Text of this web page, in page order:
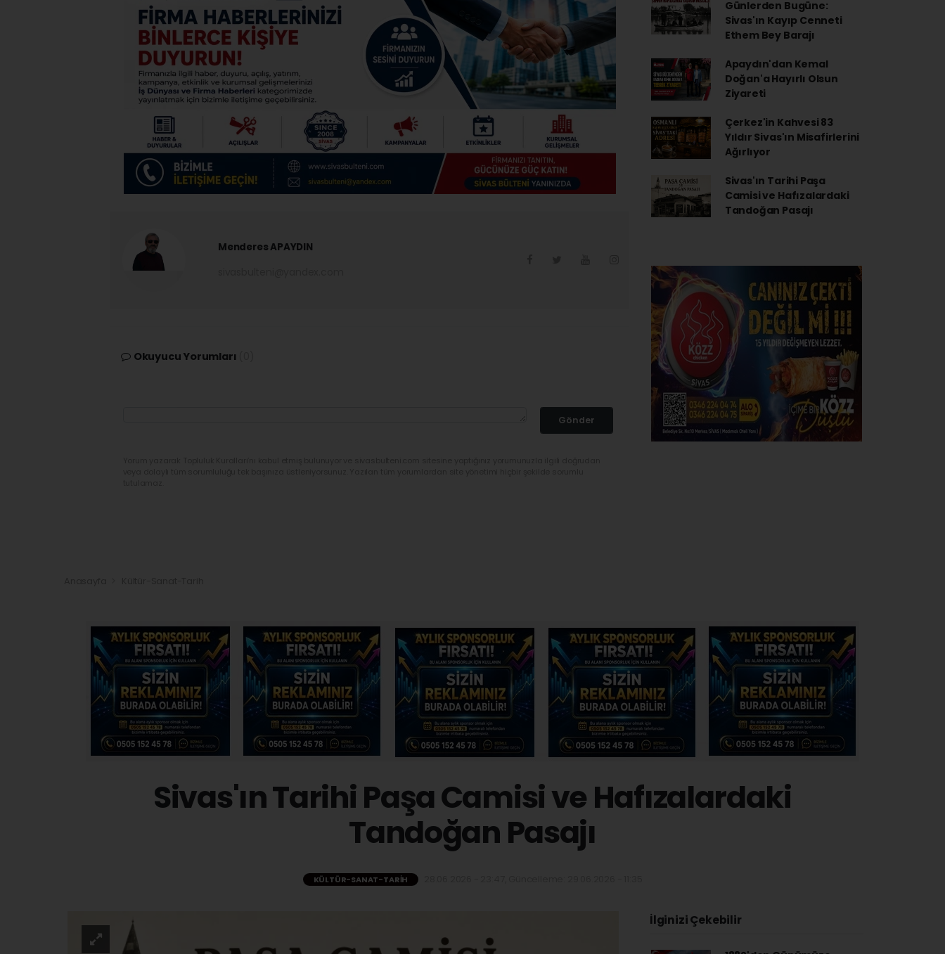
Menderes APAYDIN
Okuyucu Yorumları
Gönder
Günlerden Bugüne:
Sivas'ın Kayıp Cenneti
Ethem Bey Barajı
Apaydın'dan Kemal
Doğan'a Hayırlı Olsun
Ziyareti
Çerkez'in Kahvesi 83
Yıldır Sivas'ın Misafirlerini
Ağırlıyor
Sivas'ın Tarihi Paşa
Camisi ve Hafızalardaki
Tandoğan Pasajı
Sivas'ın Tarihi Paşa Camisi ve Hafızalardaki
Tandoğan Pasajı
KÜLTÜR-SANAT-TARIH
İlginizi Çekebilir